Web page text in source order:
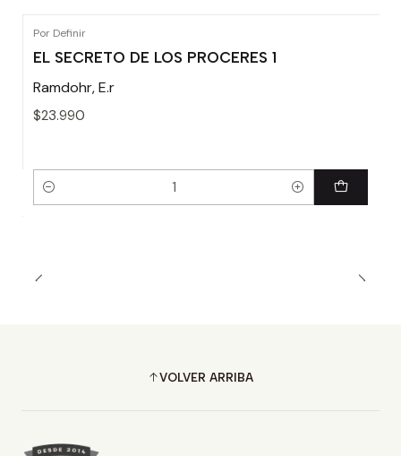
Por Definir
EL SECRETO DE LOS PROCERES 1
Ramdohr, E.r
$23.990
Cantidad
VOLVER ARRIBA